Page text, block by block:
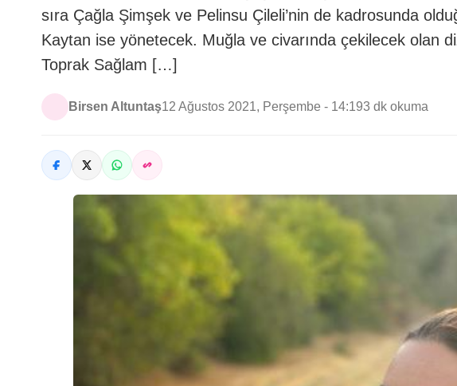
sıra Çağla Şimşek ve Pelinsu Çileli’nin de kadrosunda
Kaytan ise yönetecek. Muğla ve civarında çekilecek olan
Toprak Sağlam […]
Birsen Altuntaş12 Ağustos 2021, Perşembe - 14:193 dk okuma